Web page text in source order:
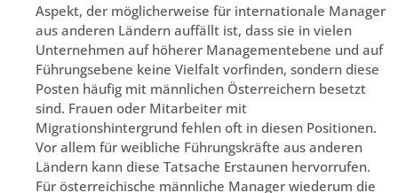
Aspekt, der möglicherweise für internationale Manager
aus anderen Ländern auffällt ist, dass sie in vielen
Unternehmen auf höherer Managementebene und auf
Führungsebene keine Vielfalt vorfinden, sondern diese
Posten häufig mit männlichen Österreichern besetzt
sind. Frauen oder Mitarbeiter mit
Migrationshintergrund fehlen oft in diesen Positionen.
Vor allem für weibliche Führungskräfte aus anderen
Ländern kann diese Tatsache Erstaunen hervorrufen.
Für österreichische männliche Manager wiederum die